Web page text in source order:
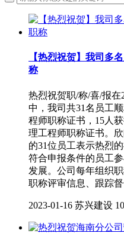
【热烈祝贺】我司多
称
热烈祝贺职/称/喜/报
中，我司共31名员工
程师职称证书，15人
理工程师职称证书。
的31位员工表示热烈
符合申报条件的员工
发展。公司每年组织
职称评审信息、跟踪
2023-01-16 苏兴建设